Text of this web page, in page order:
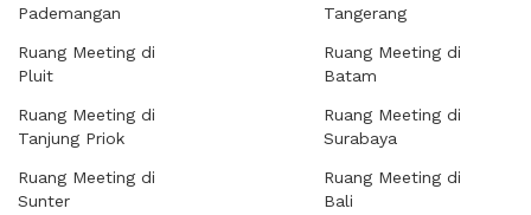
Pademangan
Ruang Meeting di
Pluit
Ruang Meeting di
Tanjung Priok
Ruang Meeting di
Sunter
Tangerang
Ruang Meeting di
Batam
Ruang Meeting di
Surabaya
Ruang Meeting di
Bali